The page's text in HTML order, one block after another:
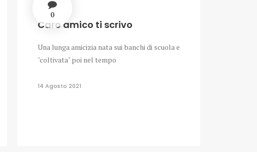
0
Caro amico ti scrivo
Una lunga amicizia nata sui banchi di scuola e
"coltivata" poi nel tempo
14 Agosto 2021